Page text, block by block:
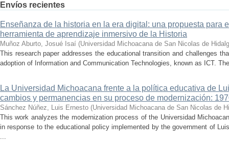
Envíos recientes
Enseñanza de la historia en la era digital: una propuesta para
herramienta de aprendizaje inmersivo de la Historia
Muñoz Aburto, Josué Isaí (Universidad Michoacana de San Nicolas de
This research paper addresses the educational transition and challenges
adoption of Information and Communication Technologies, known as ICT.
La Universidad Michoacana frente a la política educativa de
cambios y permanencias en su proceso de modernización:
Sánchez Núñez, Luis Ernesto (Universidad Michoacana de San Nicolas de
This work analyzes the modernization process of the Universidad
in response to the educational policy implemented by the government of
...